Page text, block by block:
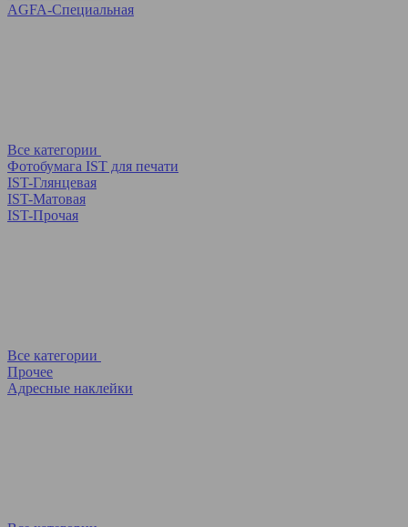
AGFA-Специальная
Все категории
Фотобумага IST для печати
IST-Глянцевая
IST-Матовая
IST-Прочая
Все категории
Прочее
Адресные наклейки